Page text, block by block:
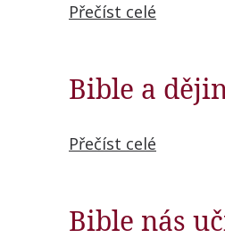
Přečíst celé
Bible a
Přečíst celé
Bible nás